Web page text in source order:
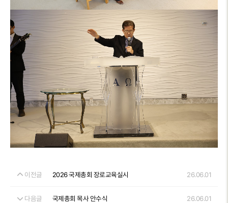
이전글 2026 국제총회 장로교육실시 26.06.01
다음글 국제총회 목사 안수식 26.06.01